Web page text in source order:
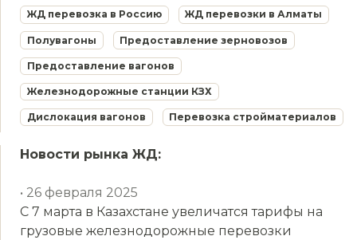
ЖД перевозка в Россию ЖД перевозки в Алматы
Полувагоны Предоставление зерновозов
Предоставление вагонов
Железнодорожные станции КЗХ
Дислокация вагонов Перевозка стройматериалов
Новости рынка ЖД:
• 26 февраля 2025
С 7 марта в Казахстане увеличатся тарифы на
грузовые железнодорожные перевозки